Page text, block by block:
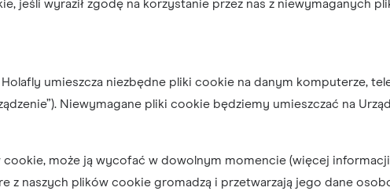
jeśli wyraził zgodę na korzystanie przez nas z niewymaganych
umieszcza niezbędne pliki cookie na danym komputerze,
Niewymagane pliki cookie będziemy umieszczać na
może ją wycofać w dowolnym momencie (więcej
naszych plików cookie gromadzą i przetwarzają jego dane